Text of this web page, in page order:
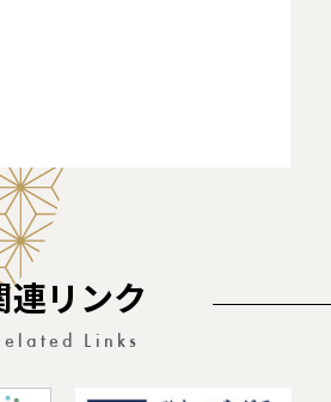
連リンク
Links